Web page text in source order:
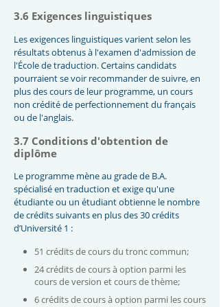
3.6 Exigences linguistiques
Les exigences linguistiques varient selon les
résultats obtenus à l'examen d'admission de
l'École de traduction. Certains candidats
pourraient se voir recommander de suivre, en
plus des cours de leur programme, un cours
non crédité de perfectionnement du français
ou de l'anglais.
3.7 Conditions d'obtention de
diplôme
Le programme mène au grade de B.A.
spécialisé en traduction et exige qu'une
étudiante ou un étudiant obtienne le nombre
de crédits suivants en plus des 30 crédits
d’Université 1 :
51 crédits de cours du tronc commun;
24 crédits de cours à option parmi les
cours de version et cours de thème;
6 crédits de cours à option parmi les cours